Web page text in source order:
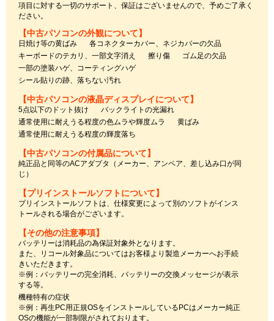
項目に対する一切のサポート、保証はございませんので、予めご了承く
ださい。
【中古パソコンの外観について】
日焼け等の黄ばみ
各コネクターカバー、ネジカバーの欠品
キーボードのテカリ、一部文字消え
擦り傷
ゴム足の欠品
一部の塗装ハゲ、コーティングハゲ
シール貼りの跡、落ちない汚れ
【中古パソコンの液晶ディスプレイについて】
5点以下のドット抜け
バックライトの光漏れ
通常使用に耐えうる程度の色ムラや輝度ムラ
黄ばみ
通常使用に耐えうる程度の輝度落ち
【中古パソコンの付属品について】
純正品と同等のACアダプタ（メーカー、アンペア、差し込み口が同
じ）
【プリインストールソフトについて】
プリインストールソフトは、仕様変更によって別のソフトがインス
トールされる場合がございます。
【その他の注意事項】
バッテリーは消耗品の為保証対象外となります。
また、リコール対象品についてはお客様より製造メーカーへお手続
きいただきます。
※例：バッテリーの完全消耗、バッテリーの交換メッセージが表示
する等。
機種特有の症状
※例：再生PC用正規OSをインストールしているPCはメーカー純正
OSの機能が一部制限がされております。